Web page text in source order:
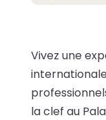
Vivez une
la clef au